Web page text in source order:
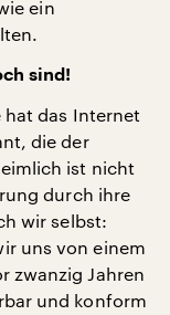
ein
sind!
das Internet
die der
ist nicht
durch ihre
wir selbst:
uns von einem
zwanzig Jahren
und konform